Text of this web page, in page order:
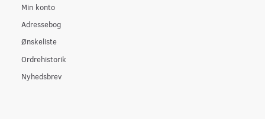
Min konto
Adressebog
Ønskeliste
Ordrehistorik
Nyhedsbrev